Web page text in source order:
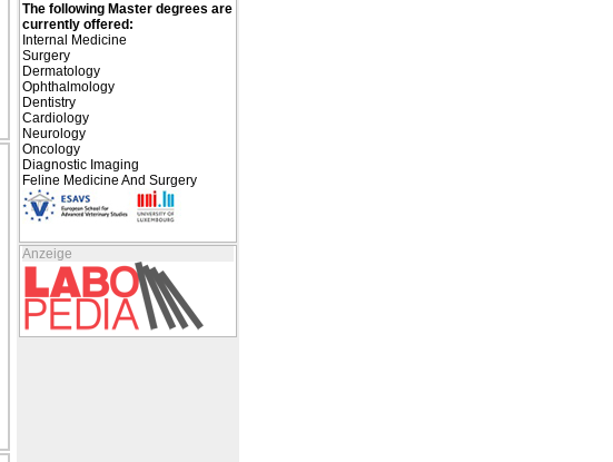
The following Master degrees are
currently offered:
Internal Medicine
Surgery
Dermatology
Ophthalmology
Dentistry
Cardiology
Neurology
Oncology
Diagnostic Imaging
Feline Medicine And Surgery
Anzeige